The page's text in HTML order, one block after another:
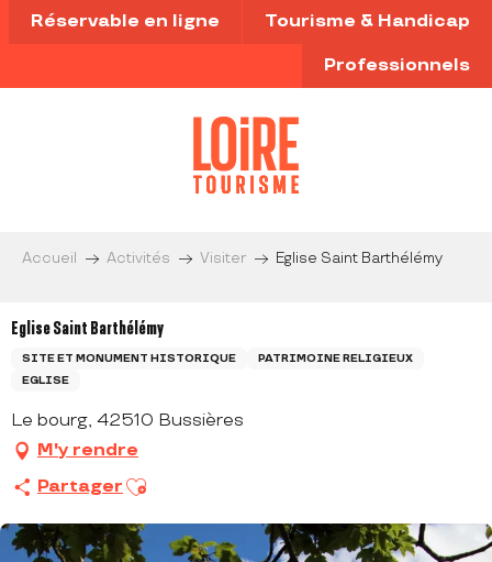
Aller
au
principal
Réservable en ligne Tourisme & Handicap
Professionnels
Accueil Activités Visiter Eglise Saint Barthélémy
Eglise Saint Barthélémy
SITE ET MONUMENT HISTORIQUE
PATRIMOINE RELIGIEUX
EGLISE
Le bourg, 42510 Bussières
M'y rendre
Partager Ajouter aux favoris